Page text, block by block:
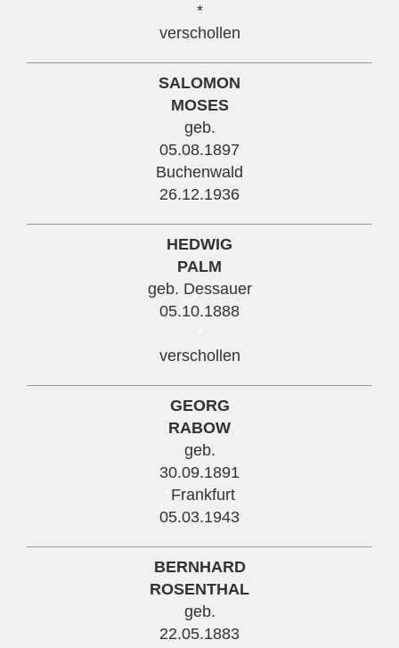
*
verschollen
SALOMON
MOSES
geb.
05.08.1897
Buchenwald
26.12.1936
HEDWIG
PALM
geb. Dessauer
05.10.1888
verschollen
GEORG
RABOW
geb.
30.09.1891
Frankfurt
05.03.1943
BERNHARD
ROSENTHAL
geb.
22.05.1883